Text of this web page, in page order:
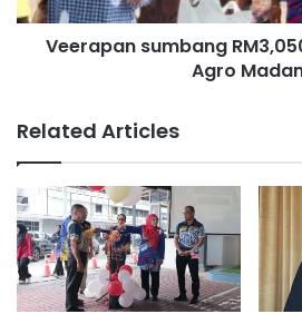
a
R
a
a
d
h
a
n
s
n
g
R
M
3
,
0
5
Veerapan sumbang
Agro
Related Articles